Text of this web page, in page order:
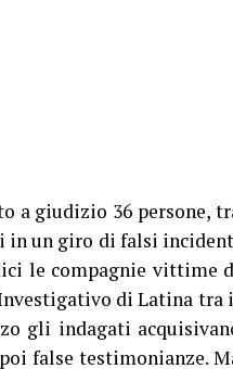
a giudizio 36 persone,
in un giro di falsi
le compagnie vittime
di Latina tra
gli indagati
false testimonianze.